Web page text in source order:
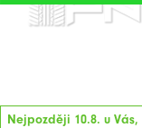
Nejpozději 10.8. u Vás,